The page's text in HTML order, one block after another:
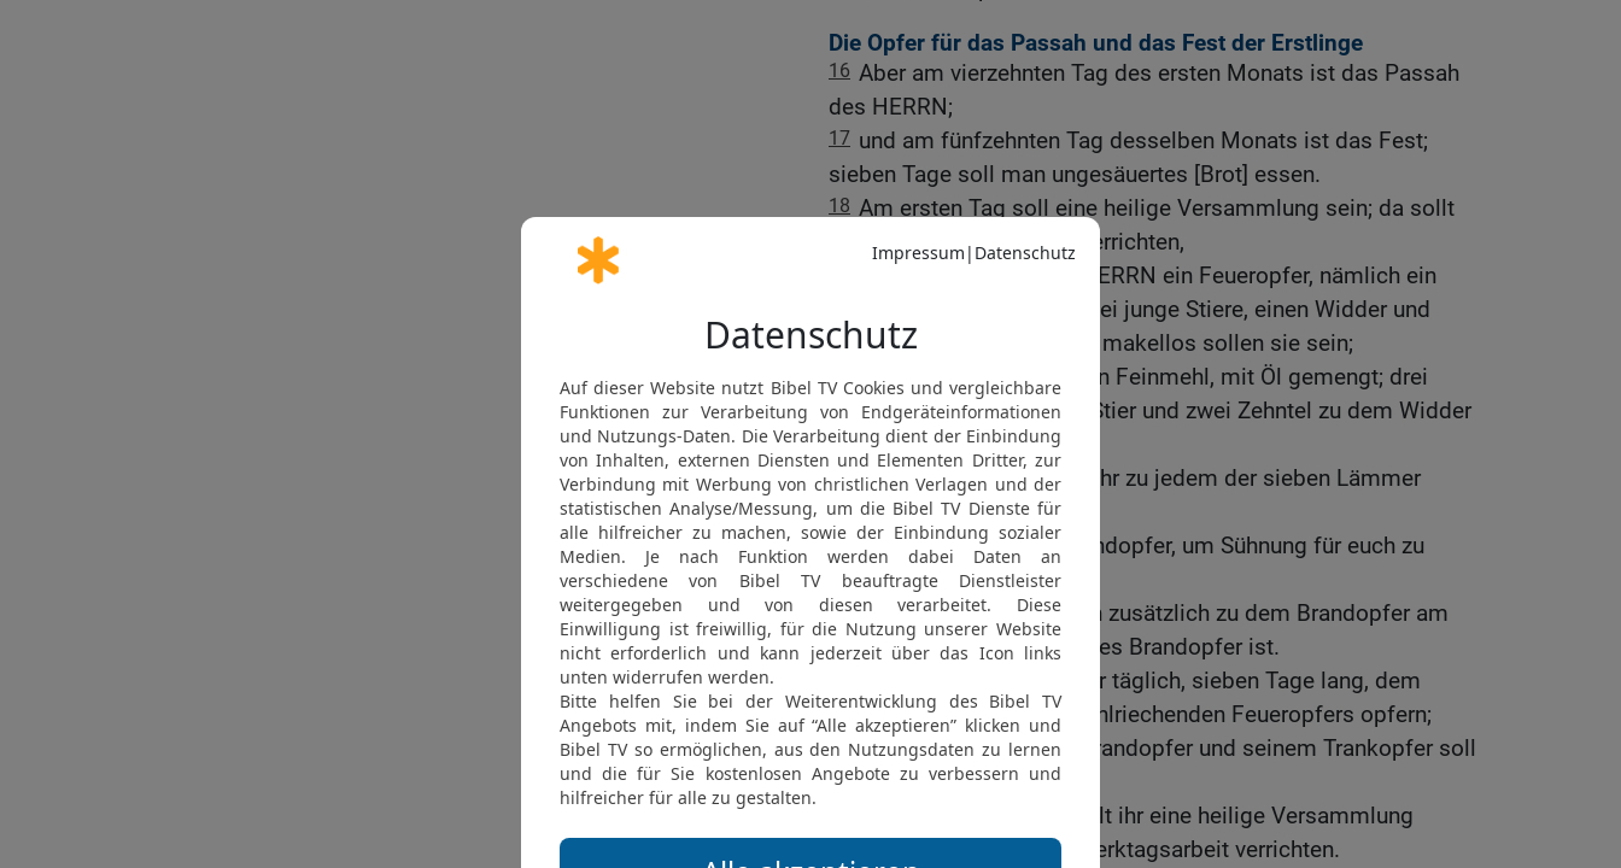
Die Opfer für das Passah und das Fest der Erstlinge
16 Aber am vierzehnten Tag des ersten Monats ist das Passah
des HERRN;
17 und am fünfzehnten Tag desselben Monats ist das Fest;
sieben Tage soll man ungesäuertes [Brot] essen.
18 Am ersten Tag soll eine heilige Versammlung sein; da sollt
ihr keine Werktagsarbeit verrichten,
sondern ihr sollt dem HERRN ein Feueropfer, nämlich ein
Brandopfer, darbringen: zwei junge Stiere, einen Widder und
sieben einjährige Lämmer; makellos sollen sie sein;
dazu ihre Speisopfer von Feinmehl, mit Öl gemengt; drei
Zehntel sollt ihr zu jedem Stier und zwei Zehntel zu dem Widder
opfern,
21 und je ein Zehntel sollt ihr zu jedem der sieben Lämmer
opfern;
22 dazu einen Bock als Sündopfer, um Sühnung für euch zu
erwirken.
23 Und dies sollt ihr opfern zusätzlich zu dem Brandopfer am
Morgen, das ein beständiges Brandopfer ist.
Auf diese Weise sollt ihr täglich, sieben Tage lang, dem
HERRN die Speise des wohlriechenden Feueropfers opfern;
neben dem beständigen Brandopfer und seinem Trankopfer soll
es geopfert werden.
Und am siebten Tag sollt ihr eine heilige Versammlung
halten; da sollt ihr keine Werktagsarbeit verrichten.